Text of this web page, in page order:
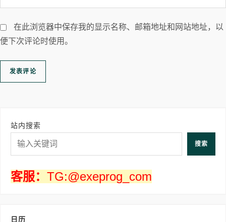
在此浏览器中保存我的显示名称、邮箱地址和网站地址，以
便下次评论时使用。
站内搜索
搜索
客服： TG:@exeprog_com
日历